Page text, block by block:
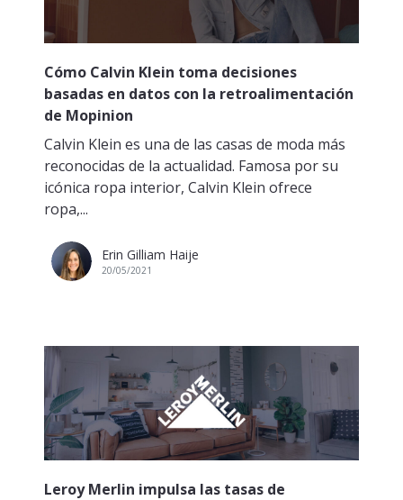
Cómo Calvin Klein toma decisiones
basadas en datos con la retroalimentación
de Mopinion
Calvin Klein es una de las casas de moda más
reconocidas de la actualidad. Famosa por su
icónica ropa interior, Calvin Klein ofrece
ropa,...
Erin Gilliam Haije
20/05/2021
Leroy Merlin impulsa las tasas de